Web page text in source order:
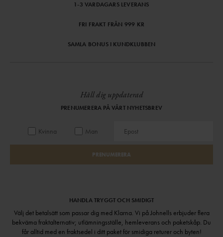
1-3 VARDAGARS LEVERANS
FRI FRAKT FRÅN 999 KR
SAMLA BONUS I KUNDKLUBBEN
Håll dig uppdaterad
PRENUMERERA PÅ VÅRT NYHETSBREV
Kvinna Man
PRENUMERERA
HANDLA TRYGGT OCH SMIDIGT
Välj det betalsätt som passar dig med Klarna. Vi på Johnells erbjuder flera
bekväma fraktalternativ; utlämningsställe, hemleverans och paketskåp. Du
får alltid med en fraktsedel i ditt paket för smidiga returer och byten!